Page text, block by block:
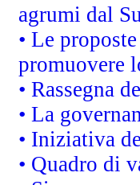
agrumi dal
• Le
promuovere
• Rassegna
• La
• Iniziativa
• Quadro di